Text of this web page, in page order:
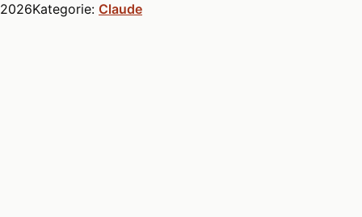
2026Kategorie: Claude